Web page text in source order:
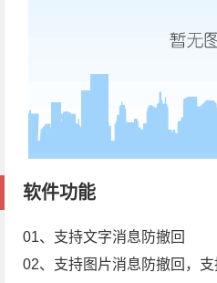
软件功能
01、支持文字消息防撤回
02、支持图片消息防撤回，